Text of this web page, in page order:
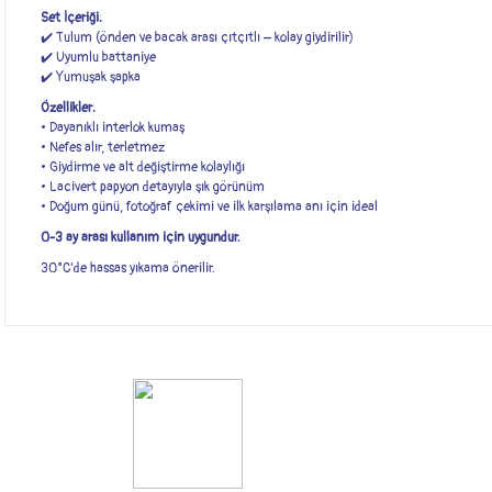
Set İçeriği:
✔️ Tulum (önden ve bacak arası çıtçıtlı – kolay giydirilir)
✔️ Uyumlu battaniye
✔️ Yumuşak şapka
Özellikler:
• Dayanıklı interlok kumaş
• Nefes alır, terletmez
• Giydirme ve alt değiştirme kolaylığı
• Lacivert papyon detayıyla şık görünüm
• Doğum günü, fotoğraf çekimi ve ilk karşılama anı için ideal
0-3 ay arası kullanım için uygundur.
30°C’de hassas yıkama önerilir.
Görüş ve önerileriniz için teşekkür ederiz.